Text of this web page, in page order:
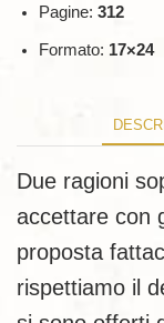
Pagine: 312
Formato: 17×24
Due ragioni
accettare con
proposta
rispettiamo il